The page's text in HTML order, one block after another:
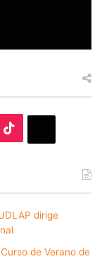
dirige
de Verano de